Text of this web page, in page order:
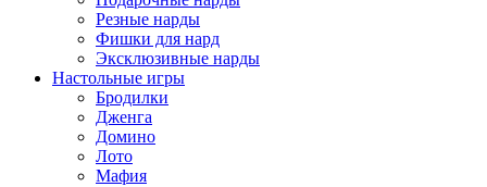
Резные нарды
Фишки для нард
Эксклюзивные нарды
Настольные игры
Бродилки
Дженга
Домино
Лото
Мафия